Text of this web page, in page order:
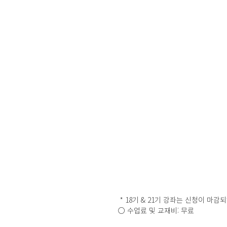
* 18기 & 21기 강좌는 신청이 마감
○ 수업료 및 교재비: 무료